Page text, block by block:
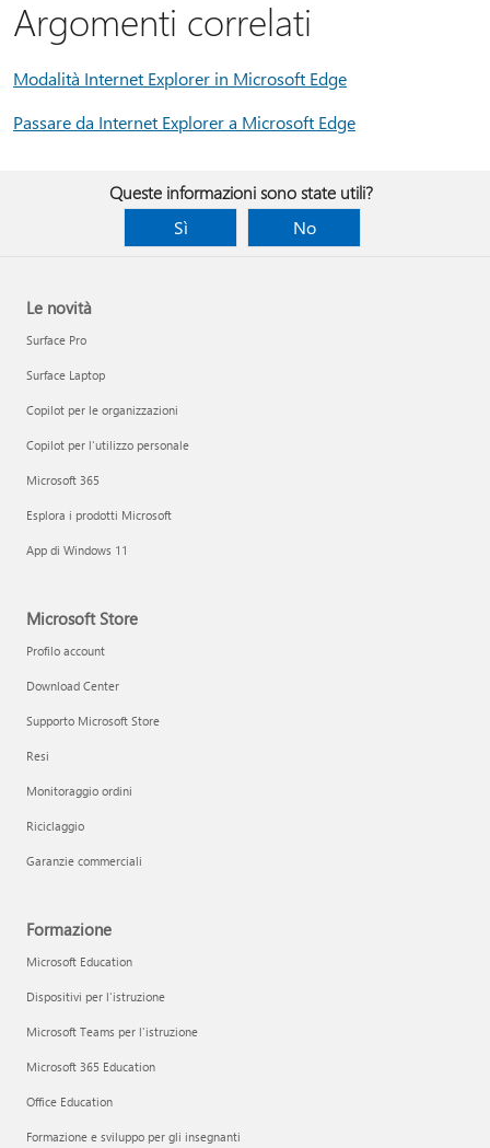
Argomenti correlati
Modalità Internet Explorer in Microsoft Edge
Passare da Internet Explorer a Microsoft Edge
Queste informazioni sono state utili?
Sì
No
Le novità
Surface Pro
Surface Laptop
Copilot per le organizzazioni
Copilot per l'utilizzo personale
Microsoft 365
Esplora i prodotti Microsoft
App di Windows 11
Microsoft Store
Profilo account
Download Center
Supporto Microsoft Store
Resi
Monitoraggio ordini
Riciclaggio
Garanzie commerciali
Formazione
Microsoft Education
Dispositivi per l'istruzione
Microsoft Teams per l'istruzione
Microsoft 365 Education
Office Education
Formazione e sviluppo per gli insegnanti